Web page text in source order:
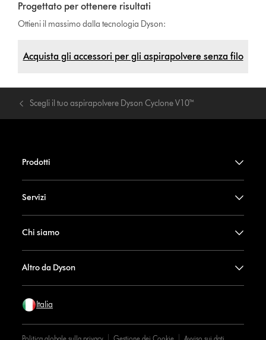
Progettato per ottenere risultati
Ottieni il massimo dalla tecnologia Dyson:
Acquista gli accessori per gli aspirapolvere senza filo
Scegli il tuo aspirapolvere Dyson Cyclone V10™
Prodotti
Servizi
Chi siamo
Altro da Dyson
Italia